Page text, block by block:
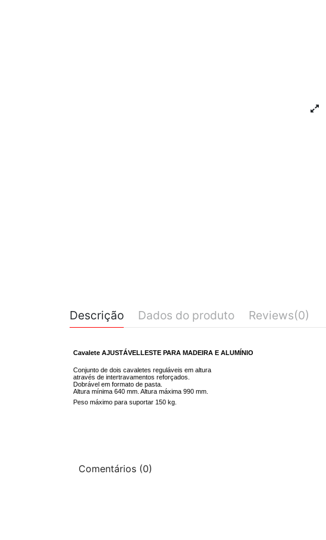
Descrição Dados do produto Reviews(0)
Cavalete AJUSTÁVELLESTE PARA MADEIRA E ALUMÍNIO
Conjunto de dois cavaletes reguláveis em altura
através de intertravamentos reforçados.
Dobrável em formato de pasta.
Altura mínima 640 mm. Altura máxima 990 mm.
Peso máximo para suportar 150 kg.
Comentários (0)